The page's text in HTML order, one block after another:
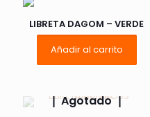
LIBRETA DAGOM – VERDE
Añadir al carrito
Agotado